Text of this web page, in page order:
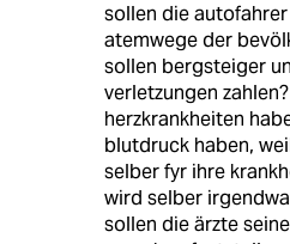
sollen die
atemwege der
sollen bergsteiger
verletzungen
herzkrankheiten
blutdruck haben,
selber fyr ihre
wird selber
sollen die ärzte